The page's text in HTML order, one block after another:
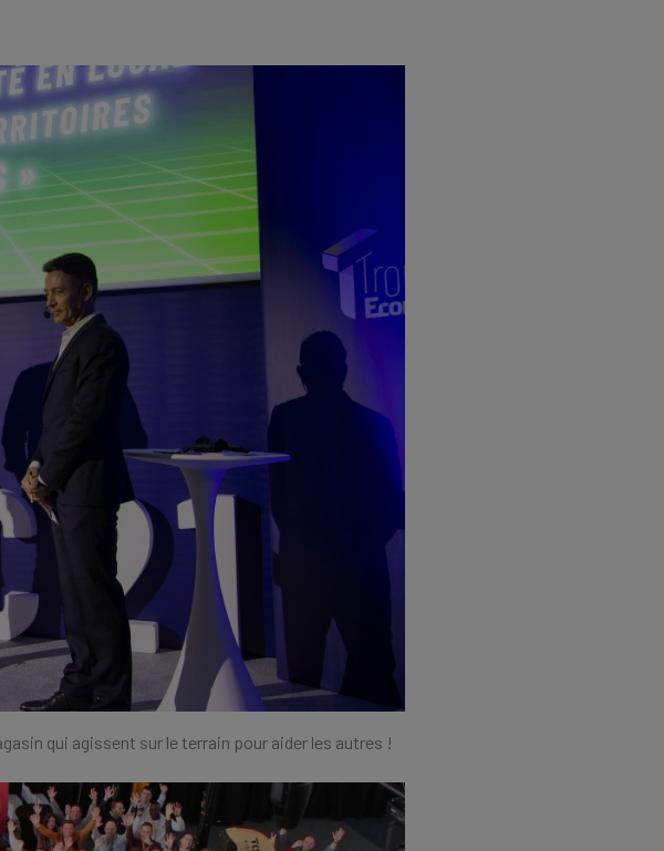
qui agissent sur le terrain pour aider les autres !